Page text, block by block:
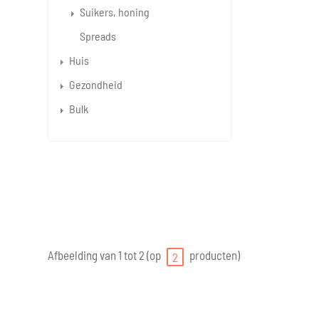
Suikers, honing
Spreads
Huis
Gezondheid
Bulk
Afbeelding van 1 tot 2 (op 2 producten)